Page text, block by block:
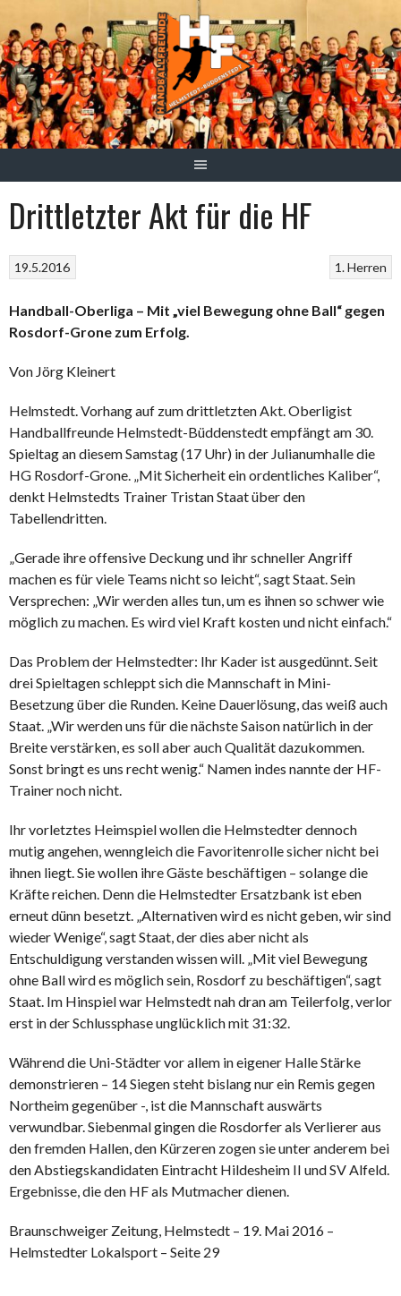
zum
Inhalt
Drittletzter Akt für die HF
1. Herren
19.5.2016
Handball-Oberliga – Mit „viel Bewegung ohne Ball“ gegen
Rosdorf-Grone zum Erfolg.
Von Jörg Kleinert
Helmstedt. Vorhang auf zum drittletzten Akt. Oberligist
Handballfreunde Helmstedt-Büddenstedt empfängt am 30.
Spieltag an diesem Samstag (17 Uhr) in der Julianumhalle die
HG Rosdorf-Grone. „Mit Sicherheit ein ordentliches Kaliber“,
denkt Helmstedts Trainer Tristan Staat über den
Tabellendritten.
„Gerade ihre offensive Deckung und ihr schneller Angriff
machen es für viele Teams nicht so leicht“, sagt Staat. Sein
Versprechen: „Wir werden alles tun, um es ihnen so schwer wie
möglich zu machen. Es wird viel Kraft kosten und nicht einfach.“
Das Problem der Helmstedter: Ihr Kader ist ausgedünnt. Seit
drei Spieltagen schleppt sich die Mannschaft in Mini-
Besetzung über die Runden. Keine Dauerlösung, das weiß auch
Staat. „Wir werden uns für die nächste Saison natürlich in der
Breite verstärken, es soll aber auch Qualität dazukommen.
Sonst bringt es uns recht wenig.“ Namen indes nannte der HF-
Trainer noch nicht.
Ihr vorletztes Heimspiel wollen die Helmstedter dennoch
mutig angehen, wenngleich die Favoritenrolle sicher nicht bei
ihnen liegt. Sie wollen ihre Gäste beschäftigen – solange die
Kräfte reichen. Denn die Helmstedter Ersatzbank ist eben
erneut dünn besetzt. „Alternativen wird es nicht geben, wir sind
wieder Wenige“, sagt Staat, der dies aber nicht als
Entschuldigung verstanden wissen will. „Mit viel Bewegung
ohne Ball wird es möglich sein, Rosdorf zu beschäftigen“, sagt
Staat. Im Hinspiel war Helmstedt nah dran am Teilerfolg, verlor
erst in der Schlussphase unglücklich mit 31:32.
Während die Uni-Städter vor allem in eigener Halle Stärke
demonstrieren – 14 Siegen steht bislang nur ein Remis gegen
Northeim gegenüber -, ist die Mannschaft auswärts
verwundbar. Siebenmal gingen die Rosdorfer als Verlierer aus
den fremden Hallen, den Kürzeren zogen sie unter anderem bei
den Abstiegskandidaten Eintracht Hildesheim II und SV Alfeld.
Ergebnisse, die den HF als Mutmacher dienen.
Braunschweiger Zeitung, Helmstedt – 19. Mai 2016 –
Helmstedter Lokalsport – Seite 29